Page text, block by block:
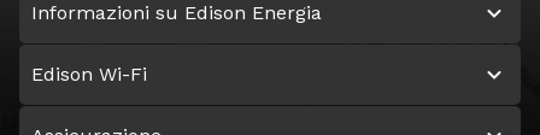
Informazioni su Edison Energia
Edison Wi-Fi